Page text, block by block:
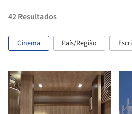
42Resultados
Cinema País/Região